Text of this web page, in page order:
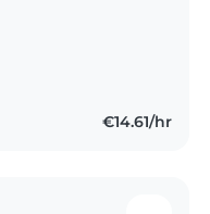
€14.61/hr